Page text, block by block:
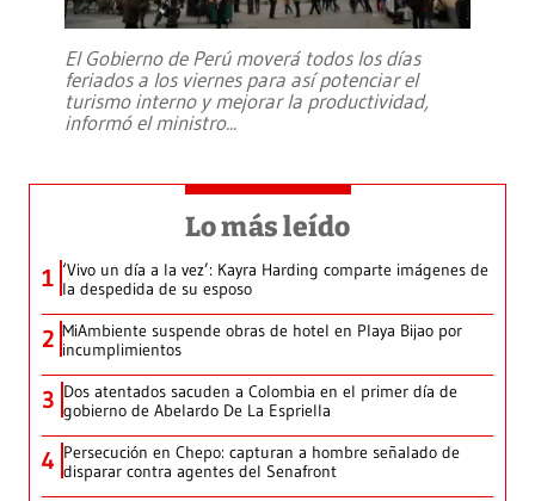
El Gobierno de Perú moverá todos los días
feriados a los viernes para así potenciar el
turismo interno y mejorar la productividad,
informó el ministro...
Lo más leído
1 ‘Vivo un día a la vez’: Kayra Harding comparte imágenes de
la despedida de su esposo
2 MiAmbiente suspende obras de hotel en Playa Bijao por
incumplimientos
3 Dos atentados sacuden a Colombia en el primer día de
gobierno de Abelardo De La Espriella
4 Persecución en Chepo: capturan a hombre señalado de
disparar contra agentes del Senafront